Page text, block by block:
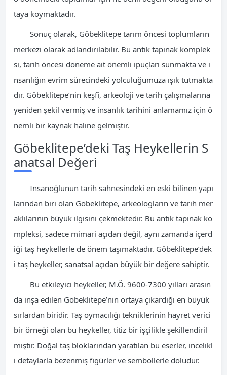
taya koymaktadır.
Sonuç olarak, Göbeklitepe tarım öncesi toplumların
merkezi olarak adlandırılabilir. Bu antik tapınak komplek
si, tarih öncesi döneme ait önemli ipuçları sunmakta ve i
nsanlığın evrim sürecindeki yolculuğumuza ışık tutmakta
dır. Göbeklitepe’nin keşfi, arkeoloji ve tarih çalışmalarına
yeniden şekil vermiş ve insanlık tarihini anlamamız için ö
nemli bir kaynak haline gelmiştir.
Göbeklitepe’deki Taş Heykellerin S
anatsal Değeri
İnsanoğlunun tarih sahnesindeki en eski bilinen yapı
larından biri olan Göbeklitepe, arkeologların ve tarih mer
aklılarının büyük ilgisini çekmektedir. Bu antik tapınak ko
mpleksi, sadece mimari açıdan değil, aynı zamanda içerd
iği taş heykellerle de önem taşımaktadır. Göbeklitepe’dek
i taş heykeller, sanatsal açıdan büyük bir değere sahiptir.
Bu etkileyici heykeller, M.Ö. 9600-7300 yılları arasın
da inşa edilen Göbeklitepe’nin ortaya çıkardığı en büyük
sırlardan biridir. Taş oymacılığı tekniklerinin hayret verici
bir örneği olan bu heykeller, titiz bir işçilikle şekillendiril
miştir. Doğal taş bloklarından yaratılan bu eserler, incelikl
i detaylarla bezenmiş figürler ve sembollerle doludur.